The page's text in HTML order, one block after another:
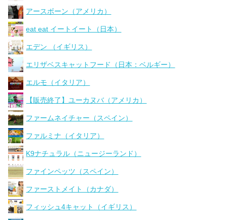
アースボーン（アメリカ）
eat eat イートイート（日本）
エデン （イギリス）
エリザベスキャットフード（日本：ベルギー）
エルモ（イタリア）
【販売終了】ユーカヌバ（アメリカ）
ファームネイチャー（スペイン）
ファルミナ（イタリア）
K9ナチュラル（ニュージーランド）
ファインペッツ（スペイン）
ファーストメイト（カナダ）
フィッシュ4キャット（イギリス）